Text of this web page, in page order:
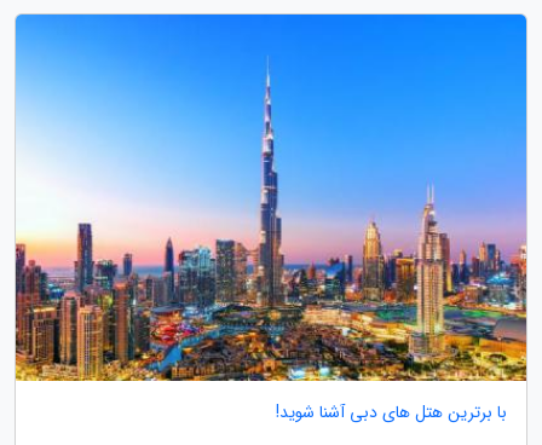
با برترین هتل های دبی آشنا شوید!